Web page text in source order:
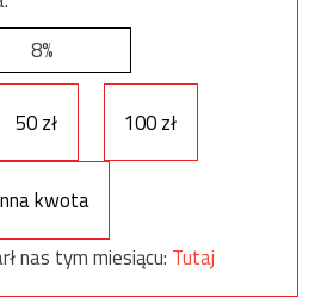
8%
50 zł 100 zł
kwota
nas tym miesiącu: Tutaj